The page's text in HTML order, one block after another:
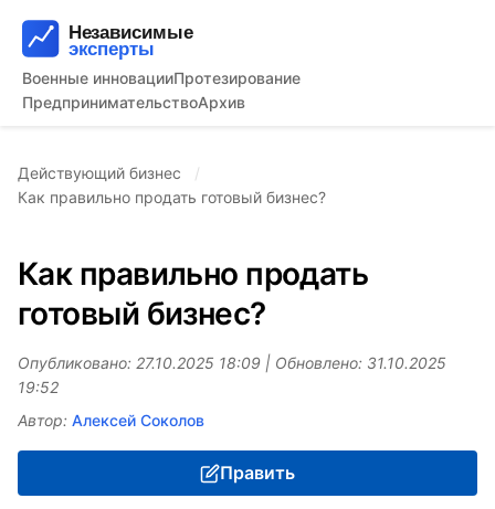
Военные инновацииПротезирование
ПредпринимательствоАрхив
Действующий бизнес
Как правильно продать готовый бизнес?
Как правильно продать
готовый бизнес?
Опубликовано: 27.10.2025 18:09 | Обновлено: 31.10.2025
19:52
Автор: Алексей Соколов
Править